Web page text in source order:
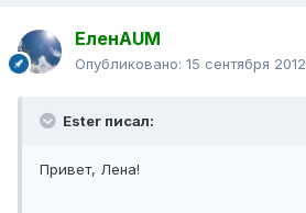
ЕленAUM
Опубликовано: 15 сентября 2012
Ester писал:
Привет, Лена!